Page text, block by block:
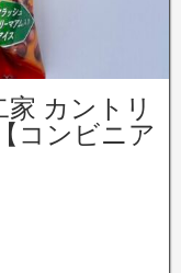
家 カントリ
コンビニア